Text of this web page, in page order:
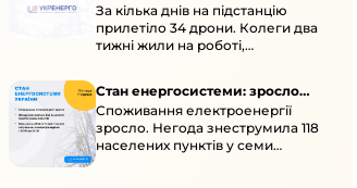
окупація
За кілька днів на підстанцію
прилетіло 34 дрони. Колеги два
тижні жили на роботі,
Стан енергосистеми: зросло
споживання через негоду
Споживання електроенергії
зросло. Негода знеструмила 118
населених пунктів у семи
областях. Обмежте